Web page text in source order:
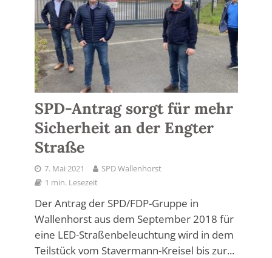
SPD-Antrag sorgt für mehr
Sicherheit an der Engter
Straße
7. Mai 2021
SPD Wallenhorst
1 min. Lesezeit
Der Antrag der SPD/FDP-Gruppe in
Wallenhorst aus dem September 2018 für
eine LED-Straßenbeleuchtung wird in dem
Teilstück vom Stavermann-Kreisel bis zur...